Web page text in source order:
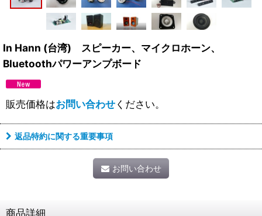
In Hann (台湾) スピーカー、マイクロホーン、
Bluetoothパワーアンプボード
販売価格はお問い合わせください。
返品特約に関する重要事項
お問い合わせ
商品詳細